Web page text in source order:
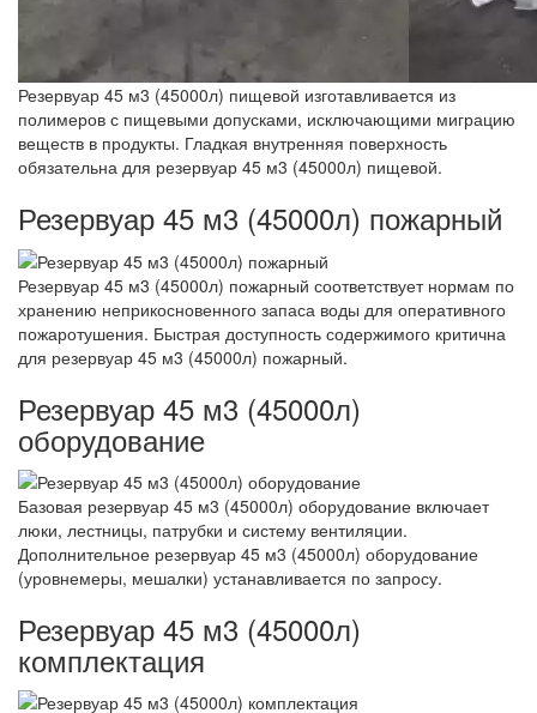
Резервуар 45 м3 (45000л) пищевой изготавливается из
полимеров с пищевыми допусками, исключающими миграцию
веществ в продукты. Гладкая внутренняя поверхность
обязательна для резервуар 45 м3 (45000л) пищевой.
Резервуар 45 м3 (45000л) пожарный
Резервуар 45 м3 (45000л) пожарный соответствует нормам по
хранению неприкосновенного запаса воды для оперативного
пожаротушения. Быстрая доступность содержимого критична
для резервуар 45 м3 (45000л) пожарный.
Резервуар 45 м3 (45000л)
оборудование
Базовая резервуар 45 м3 (45000л) оборудование включает
люки, лестницы, патрубки и систему вентиляции.
Дополнительное резервуар 45 м3 (45000л) оборудование
(уровнемеры, мешалки) устанавливается по запросу.
Резервуар 45 м3 (45000л)
комплектация